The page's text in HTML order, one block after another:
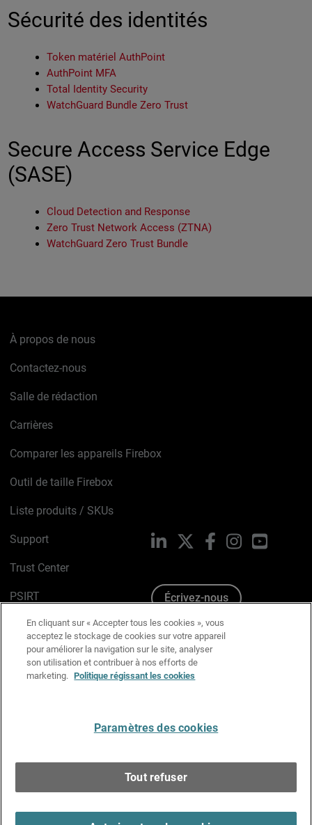
Sécurité des identités
Token matériel AuthPoint
AuthPoint MFA
Total Identity Security
WatchGuard Bundle Zero Trust
Secure Access Service Edge
(SASE)
Cloud Detection and Response
Zero Trust Network Access (ZTNA)
WatchGuard Zero Trust Bundle
À propos de nous
Contactez-nous
Salle de rédaction
Carrières
Comparer les appareils Firebox
Outil de taille Firebox
Liste produits / SKUs
Support
Trust Center
PSIRT
Avis sur les cookies
Politique de confidentialité
Charte Graphique
LinkedIn FacebookInstagramYouTube
Écrivez-nous
En cliquant sur « Accepter tous les cookies », vous
acceptez le stockage de cookies sur votre appareil
pour améliorer la navigation sur le site, analyser
son utilisation et contribuer à nos efforts de
marketing. Politique régissant les cookies
Paramètres des cookies
Tout refuser